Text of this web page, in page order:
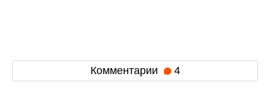
Комментарии 4